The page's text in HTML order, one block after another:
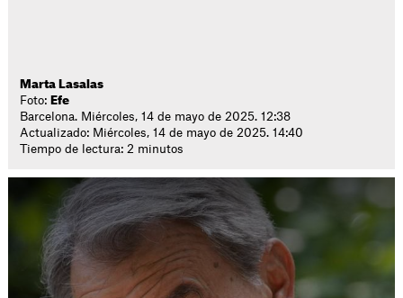
Marta Lasalas
Foto: Efe
Barcelona. Miércoles, 14 de mayo de 2025. 12:38
Actualizado: Miércoles, 14 de mayo de 2025. 14:40
Tiempo de lectura: 2 minutos